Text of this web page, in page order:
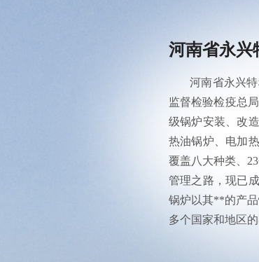
河南省永兴
河南省永兴
监督检验检疫总
级锅炉安装、改
热油锅炉、电加
覆盖八大种类、
管理之路，现已
锅炉以其**的产
多个国家和地区的